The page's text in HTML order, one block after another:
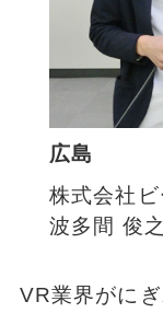
広島
株式会社
波多間 俊
VR業界がに